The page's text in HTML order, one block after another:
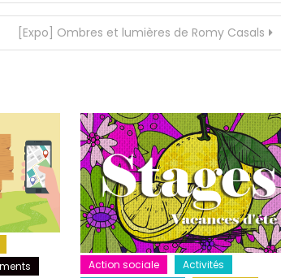
[Expo] Ombres et lumières de Romy Casals
Action sociale
Activités